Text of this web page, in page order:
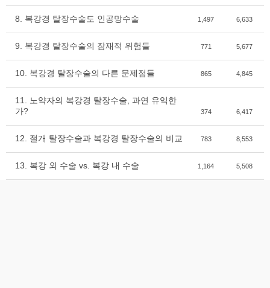
8. 복강경 탈장수술도 인공망수술 1,497 6,633
9. 복강경 탈장수술의 잠재적 위험들 771 5,677
10. 복강경 탈장수술의 다른 문제점들 865 4,845
11. 노약자의 복강경 탈장수술, 과연 유익한
가?
374 6,417
12. 절개 탈장수술과 복강경 탈장수술의 비교 783 8,553
13. 복강 외 수술 vs. 복강 내 수술 1,164 5,508